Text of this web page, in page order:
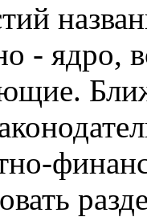
- ядро,